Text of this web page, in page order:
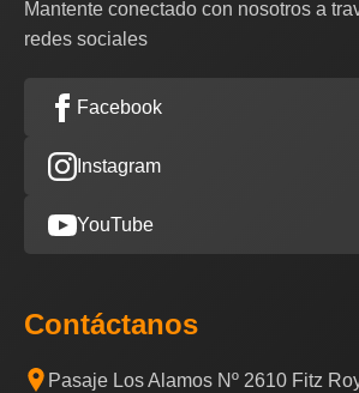
Mantente conectado con nosotros a
redes sociales
Facebook
Instagram
YouTube
Contáctanos
Pasaje Los Alamos Nº 2610 Fitz